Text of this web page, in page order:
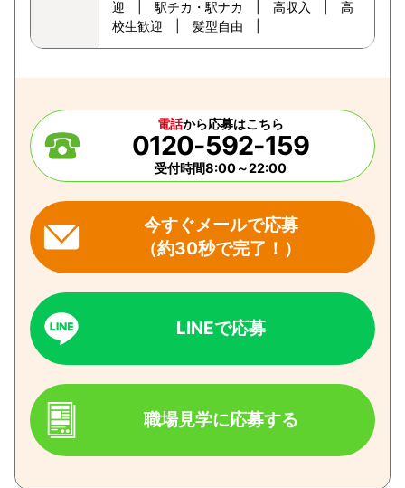
迎 | 駅チカ・駅ナカ | 高収入 | 高
校生歓迎 | 髪型自由 |
電話から応募はこちら
0120-592-159
受付時間8:00～22:00
今すぐメールで応募
（約30秒で完了！）
LINEで応募
職場見学に応募する